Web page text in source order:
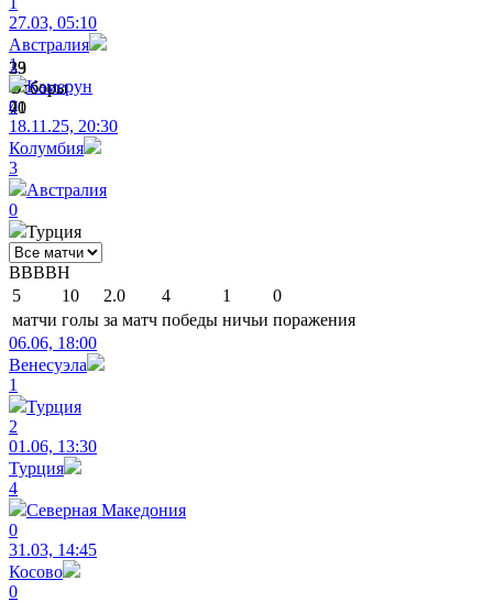
33
Отборы
71
29
Отборы
40
27.03, 05:10
Австралия
1
Камерун
0
18.11.25, 20:30
Колумбия
3
Австралия
0
Турция
ВВВВН
5
10 2.0 4 1
0
матчи голы за матч победы ничьи поражения
06.06, 18:00
Венесуэла
1
Турция
2
01.06, 13:30
Турция
4
Северная Македония
0
31.03, 14:45
Косово
0